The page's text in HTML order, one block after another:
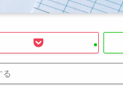
る